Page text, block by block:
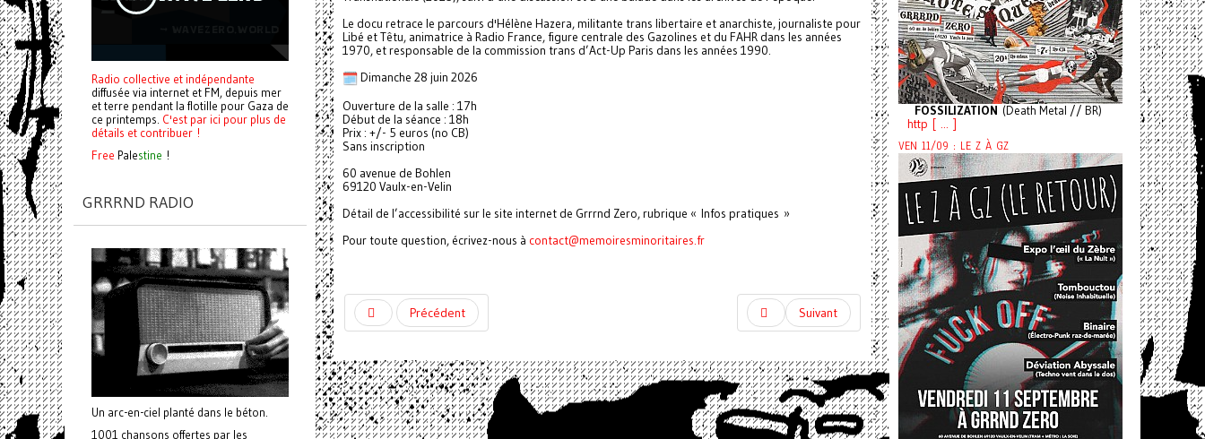
Le docu retrace le parcours d'Hélène Hazera, militante trans libertaire et anarchiste, journaliste pour
Libé et Têtu, animatrice à Radio France, figure centrale des Gazolines et du FAHR dans les années
1970, et responsable de la commission trans d’Act-Up Paris dans les années 1990.
Dimanche 28 juin 2026
Ouverture de la salle : 17h
Début de la séance : 18h
Prix : +/- 5 euros (no CB)
Sans inscription
60 avenue de Bohlen
69120 Vaulx-en-Velin
Détail de l’accessibilité sur le site internet de Grrrnd Zero, rubrique « Infos pratiques »
Pour toute question, écrivez-nous à contact@memoiresminoritaires.fr
Précédent Suivant
Radio collective et indépendante
diffusée via internet et FM, depuis mer
et terre pendant la flotille pour Gaza de
ce printemps. C'est par ici pour plus de
détails et contribuer !
Free Palestine !
GRRRND RADIO
Un arc-en-ciel planté dans le béton.
1001 chansons offertes par les
FOSSILIZATION (Death Metal // BR)
http [ ... ]
VEN 11/09 : LE Z À GZ